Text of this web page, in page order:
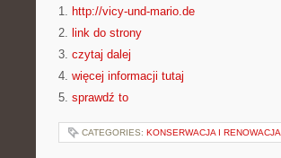
1. http://vicy-und-mario.de
2. link do strony
3. czytaj dalej
4. więcej informacji tutaj
5. sprawdź to
CATEGORIES: KONSERWACJA I RENOWACJA